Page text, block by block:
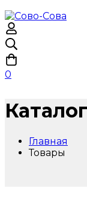
0
Каталог
Главная
Товары